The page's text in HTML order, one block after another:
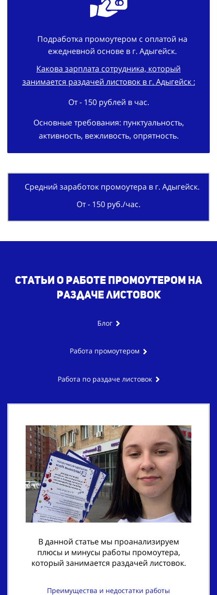
Подработка промоутером с оплатой на
ежедневной основе в г. Адыгейск.
Какова зарплата сотрудника, который
занимается раздачей листовок в г. Адыгейск :
От - 150 рублей в час.
Основные требования: пунктуальность,
активность, вежливость, опрятность.
Средний заработок промоутера в г. Адыгейск.
От - 150 руб./час.
Статьи о работе промоутером на
раздаче листовок
Блог
Работа промоутером
Работа по раздаче листовок
В данной статье мы проанализируем
плюсы и минусы работы промоутера,
который занимается раздачей листовок.
Преимущества и недостатки работы